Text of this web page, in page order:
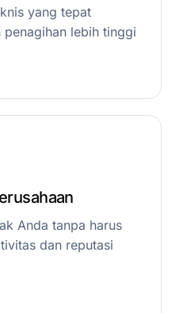
yang tepat
penagihan lebih tinggi
Anda tanpa harus
dan reputasi